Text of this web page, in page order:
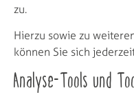
zu.
Hierzu sowie zu
können Sie sich
Analyse-Tools und